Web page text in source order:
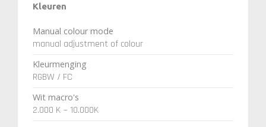
Kleuren
Manual colour mode
manual adjustment of colour
Kleurmenging
RGBW / FC
Wit macro's
2.000 K ~ 10.000K